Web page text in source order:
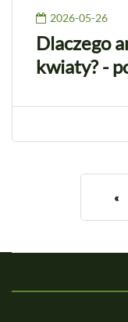
2026-05-26
Dlaczego
kwiaty? -
«